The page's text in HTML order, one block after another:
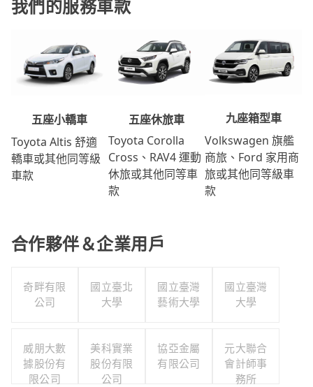
我們的服務車款
五座小轎車
Toyota Altis 舒適
轎車或其他同等級
車款
五座休旅車
Toyota Corolla
Cross、RAV4 運動
休旅或其他同等車
款
九座箱型車
Volkswagen 旗艦
商旅、Ford 家用商
旅或其他同等級車
款
合作夥伴＆企業用戶
奇畔有限
公司
國立臺北
大學
國立臺灣
藝術大學
國立臺灣
大學
威朋大數
據股份有
限公司
美科實業
股份有限
公司
協亞金屬
有限公司
元大聯合
會計師事
務所